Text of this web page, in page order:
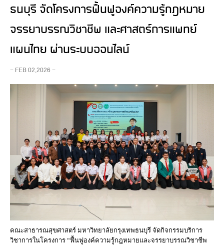
ธนบุรี จัดโครงการฟื้นฟูองค์ความรู้กฎหมาย
จรรยาบรรณวิชาชีพ และศาสตร์การแพทย์
แผนไทย ผ่านระบบออนไลน์
− FEB 02,2026 −
คณะสาธารณสุขศาสตร์ มหาวิทยาลัยกรุงเทพธนบุรี จัดกิจกรรมบริการ
วิชาการในโครงการ “ฟื้นฟูองค์ความรู้กฎหมายและจรรยาบรรณวิชาชีพ